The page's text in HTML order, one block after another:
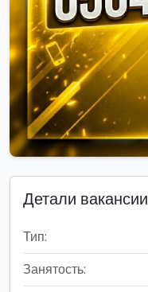
Детали вакансии
Тип:
Занятость: